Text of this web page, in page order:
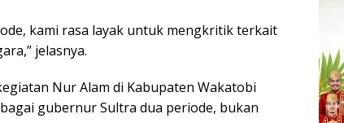
kami rasa layak untuk mengkritik terkait
jelasnya.
Nur Alam di Kabupaten Wakatobi
gubernur Sultra dua periode, bukan